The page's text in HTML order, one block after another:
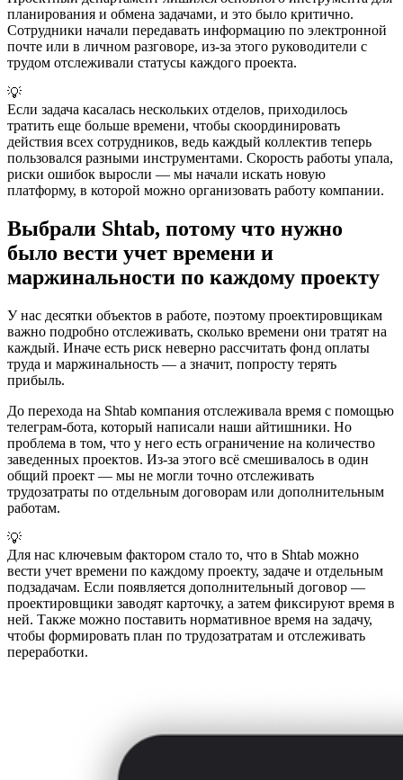
планирования и обмена задачами, и это было критично.
Сотрудники начали передавать информацию по электронной
почте или в личном разговоре, из-за этого руководители с
трудом отслеживали статусы каждого проекта.
💡
Если задача касалась нескольких отделов, приходилось
тратить еще больше времени, чтобы скоординировать
действия всех сотрудников, ведь каждый коллектив теперь
пользовался разными инструментами. Скорость работы упала,
риски ошибок выросли — мы начали искать новую
платформу, в которой можно организовать работу компании.
Выбрали Shtab, потому что нужно
было вести учет времени и
маржинальности по каждому проекту
У нас десятки объектов в работе, поэтому проектировщикам
важно подробно отслеживать, сколько времени они тратят на
каждый. Иначе есть риск неверно рассчитать фонд оплаты
труда и маржинальность — а значит, попросту терять
прибыль.
До перехода на Shtab компания отслеживала время с помощью
телеграм-бота, который написали наши айтишники. Но
проблема в том, что у него есть ограничение на количество
заведенных проектов. Из-за этого всё смешивалось в один
общий проект — мы не могли точно отслеживать
трудозатраты по отдельным договорам или дополнительным
работам.
💡
Для нас ключевым фактором стало то, что в Shtab можно
вести учет времени по каждому проекту, задаче и отдельным
подзадачам. Если появляется дополнительный договор —
проектировщики заводят карточку, а затем фиксируют время в
ней. Также можно поставить нормативное время на задачу,
чтобы формировать план по трудозатратам и отслеживать
переработки.